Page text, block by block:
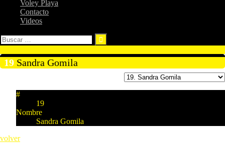
Voley Playa
Contacto
Videos
Buscar:
19 Sandra Gomila
#
19
Nombre
Sandra Gomila
volver